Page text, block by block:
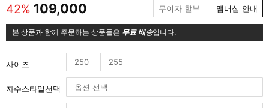
42% 109,000 무이자 할부 맴버십 안내
본 상품과 함께 주문하는 상품들은 무료 배송입니다.
사이즈 250 255
자수스타일선택